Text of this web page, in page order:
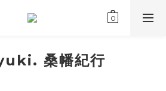
桑幡紀行